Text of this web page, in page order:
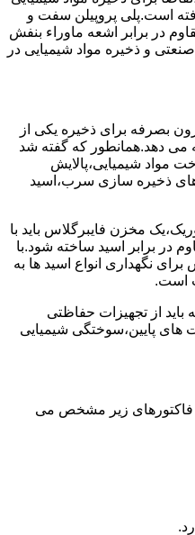
است.پلی پروپیلن سفت و
در برابر اشعه ماوراء بنفش
و ذخیره مواد شیمیایی در
بصرفه برای ذخیره یکی از
می دهد.همانطور که گفته شد
مواد شیمیایی،پالایش
های ذخیره سازی سرب،اسید
مخزن فایبرگلاس باید با
در برابر اسید ساخته شود.با
نگهداری انواع اسید ها به
است.
باید از تجهیزات حفاظتی
پایین،سوختگی شیمیایی
فاکتورهای زیر مشخص می